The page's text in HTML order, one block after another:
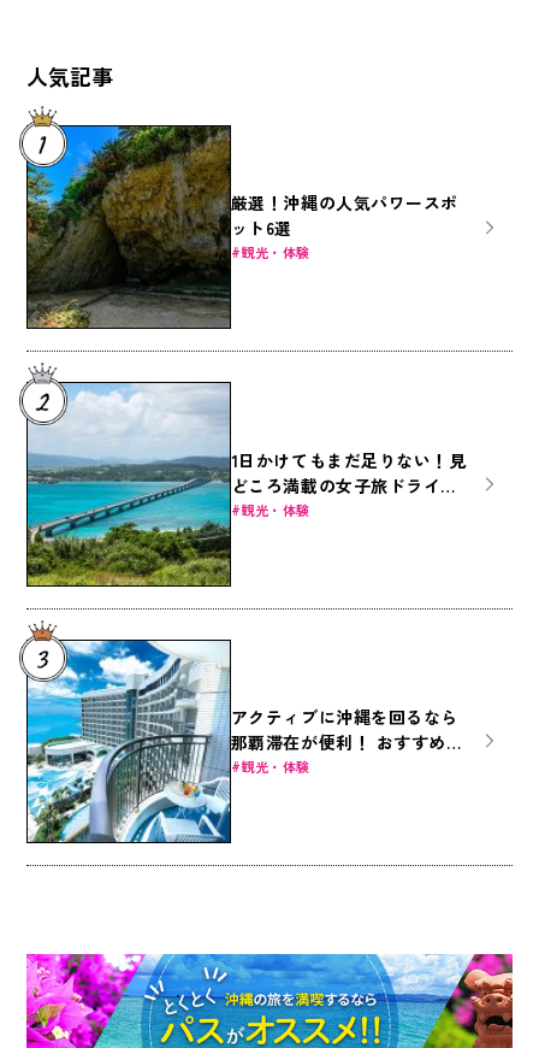
人気記事
厳選！沖縄の人気パワースポ
ット6選
観光・体験
1日かけてもまだ足りない！見
どころ満載の女子旅ドライブ
～本島北部編～
観光・体験
アクティブに沖縄を回るなら
那覇滞在が便利！ おすすめ那
覇ホテル8選
観光・体験